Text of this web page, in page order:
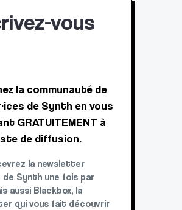
vous
la communauté de
de Synth en vous
GRATUITEMENT à
de diffusion.
la newsletter
Synth une fois par
aussi Blackbox, la
qui vous fait découvrir